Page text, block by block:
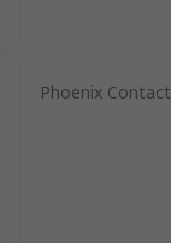
Phoenix Contact